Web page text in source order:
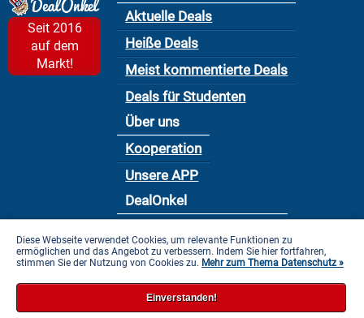
Seit 2016
auf dem
Markt!
Aktuelle Deals
Heiße Deals
Meist kommentierte Deals
Deals für Studenten
Über uns
Kooperation
Unsere APP
DealOnkel
Datenschutzbestimmung
Impressum
Diese Webseite verwendet Cookies, um relevante Funktionen zu
ermöglichen und das Angebot zu verbessern. Indem Sie hier fortfahren,
stimmen Sie der Nutzung von Cookies zu. Mehr zum Thema Datenschutz »